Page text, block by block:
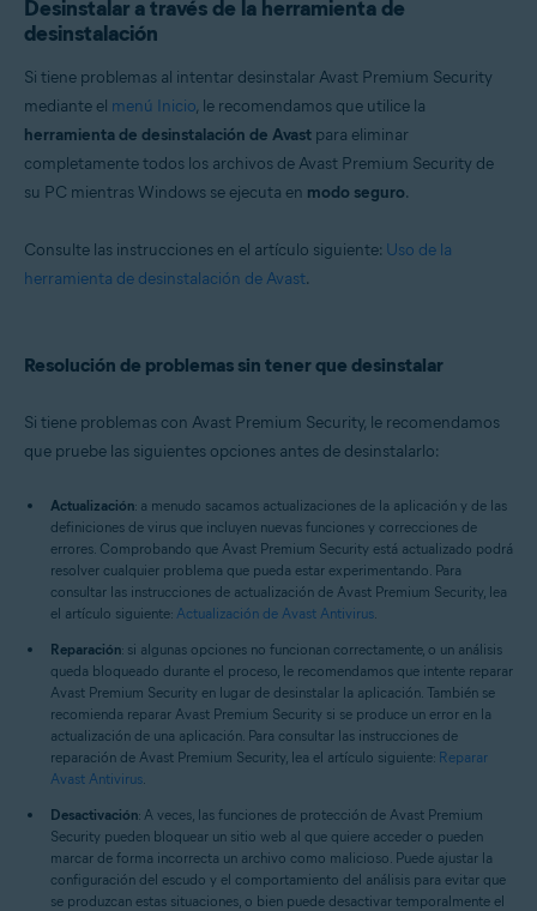
Desinstalar a través de la herramienta de
desinstalación
Si tiene problemas al intentar desinstalar Avast Premium Security
mediante el menú Inicio, le recomendamos que utilice la
herramienta de desinstalación de Avast para eliminar
completamente todos los archivos de Avast Premium Security de
su PC mientras Windows se ejecuta en modo seguro.
Consulte las instrucciones en el artículo siguiente: Uso de la
herramienta de desinstalación de Avast.
Resolución de problemas sin tener que desinstalar
Si tiene problemas con Avast Premium Security, le recomendamos
que pruebe las siguientes opciones antes de desinstalarlo:
Actualización: a menudo sacamos actualizaciones de la aplicación y de las
definiciones de virus que incluyen nuevas funciones y correcciones de
errores. Comprobando que Avast Premium Security está actualizado podrá
resolver cualquier problema que pueda estar experimentando. Para
consultar las instrucciones de actualización de Avast Premium Security, lea
el artículo siguiente: Actualización de Avast Antivirus
Reparación: si algunas opciones no funcionan correctamente, o un análisis
queda bloqueado durante el proceso, le recomendamos que intente reparar
Avast Premium Security en lugar de desinstalar la aplicación. También se
recomienda reparar Avast Premium Security si se produce un error en la
actualización de una aplicación. Para consultar las instrucciones de
reparación de Avast Premium Security, lea el artículo siguiente: Reparar
Avast Antivirus
Desactivación: A veces, las funciones de protección de Avast Premium
Security pueden bloquear un sitio web al que quiere acceder o pueden
marcar de forma incorrecta un archivo como malicioso. Puede ajustar la
configuración del escudo y el comportamiento del análisis para evitar que
se produzcan estas situaciones, o bien puede desactivar temporalmente el